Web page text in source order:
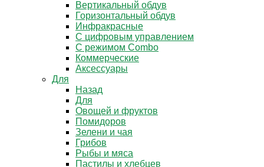
Вертикальный обдув
Горизонтальный обдув
Инфракрасные
С цифровым управлением
С режимом Combo
Коммерческие
Аксессуары
Для
Назад
Для
Овощей и фруктов
Помидоров
Зелени и чая
Грибов
Рыбы и мяса
Пастилы и хлебцев